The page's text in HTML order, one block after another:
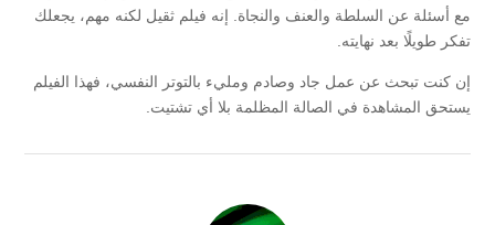
مع أسئلة عن السلطة والعنف والنجاة. إنه فيلم ثقيل لكنه مهم، يجعلك
تفكر طويلًا بعد نهايته.
إن كنت تبحث عن عمل جاد وصادم ومليء بالتوتر النفسي، فهذا الفيلم
يستحق المشاهدة في الصالة المظلمة بلا أي تشتيت.